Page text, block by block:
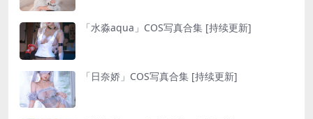
「水淼aqua」COS写真合集 [持续更新]
「日奈娇」COS写真合集 [持续更新]